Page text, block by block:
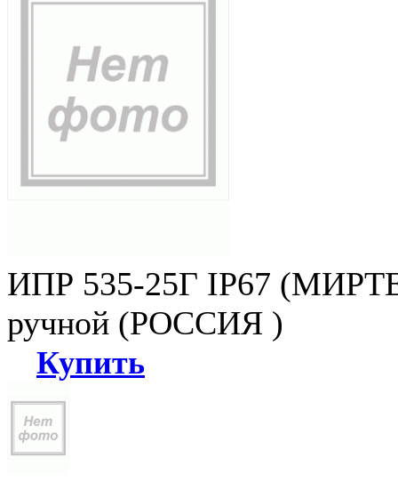
ИПР 535-25Г IP67
ручной (РОССИЯ )
Купить